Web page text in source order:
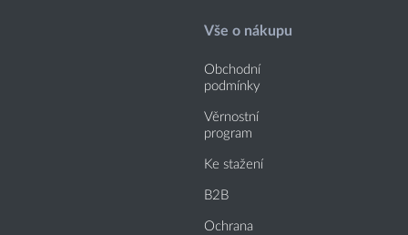
Vše o nákupu
Obchodní
podmínky
Věrnostní
program
Ke stažení
B2B
Ochrana